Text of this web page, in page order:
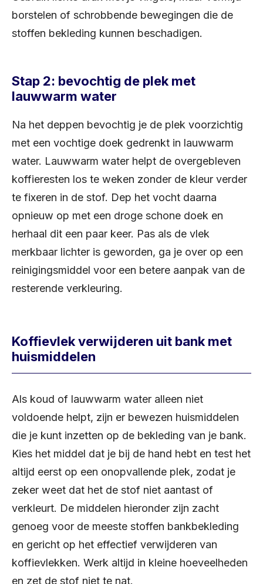
borstelen of schrobbende bewegingen die de
stoffen bekleding kunnen beschadigen.
Stap 2: bevochtig de plek met
lauwwarm water
Na het deppen bevochtig je de plek voorzichtig
met een vochtige doek gedrenkt in lauwwarm
water. Lauwwarm water helpt de overgebleven
koffieresten los te weken zonder de kleur verder
te fixeren in de stof. Dep het vocht daarna
opnieuw op met een droge schone doek en
herhaal dit een paar keer. Pas als de vlek
merkbaar lichter is geworden, ga je over op een
reinigingsmiddel voor een betere aanpak van de
resterende verkleuring.
Koffievlek verwijderen uit bank met
huismiddelen
Als koud of lauwwarm water alleen niet
voldoende helpt, zijn er bewezen huismiddelen
die je kunt inzetten op de bekleding van je bank.
Kies het middel dat je bij de hand hebt en test het
altijd eerst op een onopvallende plek, zodat je
zeker weet dat het de stof niet aantast of
verkleurt. De middelen hieronder zijn zacht
genoeg voor de meeste stoffen bankbekleding
en gericht op het effectief verwijderen van
koffievlekken. Werk altijd in kleine hoeveelheden
en zet de stof niet te nat.